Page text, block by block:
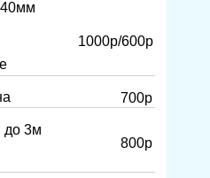
40мм
до 3м
800р
700р
1000р/600р